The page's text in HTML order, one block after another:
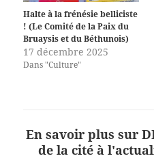
Halte à la frénésie belliciste
! (Le Comité de la Paix du
Bruaysis et du Béthunois)
17 décembre 2025
Dans "Culture"
En savoir plus sur
de la cité à